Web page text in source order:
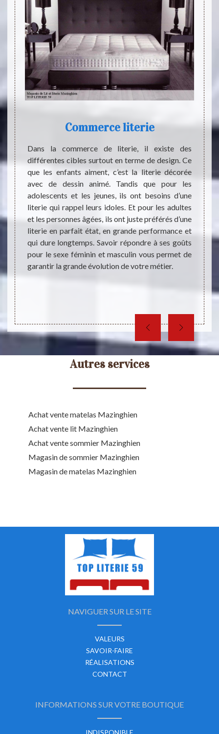
qui
en
de
afin
les
Commerce literie
Dans la commerce de literie, il existe des
différentes cibles surtout en terme de design. Ce
que les enfants aiment, c’est la literie décorée
avec de dessin animé. Tandis que pour les
adolescents et les jeunes, ils ont besoins d’une
literie qui rappel leurs idoles. Et pour les adultes
et les personnes âgées, ils ont juste préférés d’une
literie en parfait état, en grande performance et
qui dure longtemps. Savoir répondre à ses goûts
pour le sexe féminin et masculin vous permet de
garantir la grande évolution de votre métier.
un
Autres services
Achat vente matelas Mazinghien
Achat vente lit Mazinghien
Achat vente sommier Mazinghien
Magasin de sommier Mazinghien
Magasin de matelas Mazinghien
NAVIGUER SUR LE SITE
VALEURS
SAVOIR-FAIRE
RÉALISATIONS
CONTACT
INFORMATIONS SUR VOTRE BOUTIQUE
INDISPONIBLE